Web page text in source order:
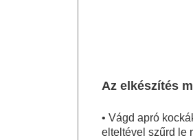
Az elkészítés
• Vágd apró
elteltével szűrd le